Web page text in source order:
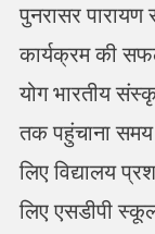
पुनरासर पारायण
कार्यक्रम की
योग भारतीय
तक पहुंचाना
लिए विद्यालय
लिए एसडीपी स्कूल